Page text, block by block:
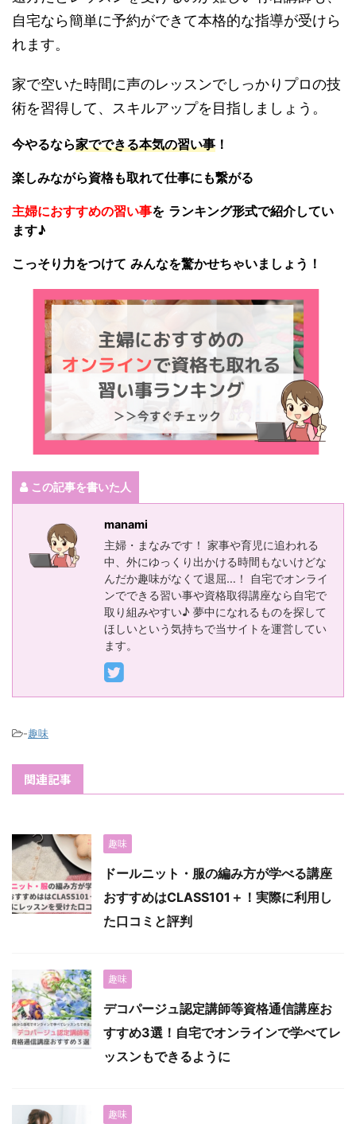
自宅なら簡単に予約ができて本格的な指導が受けら
れます。
家で空いた時間に声のレッスンでしっかりプロの技
術を習得して、スキルアップを目指しましょう。
今やるなら家でできる本気の習い事 ！
楽しみながら資格も取れて仕事にも繋がる
主婦におすすめの習い事を ランキング形式で紹介してい
ます♪
こっそり力をつけて みんなを驚かせちゃいましょう！
この記事を書いた人
manami
主婦・まなみです！ 家事や育児に追われる
中、外にゆっくり出かける時間もないけどな
んだか趣味がなくて退屈…！ 自宅でオンライ
ンでできる習い事や資格取得講座なら自宅で
取り組みやすい♪ 夢中になれるものを探して
ほしいという気持ちで当サイトを運営してい
ます。
-趣味
関連記事
趣味
ドールニット・服の編み方が学べる講座
おすすめはCLASS101＋！実際に利用し
た口コミと評判
趣味
デコパージュ認定講師等資格通信講座お
すすめ3選！自宅でオンラインで学べてレ
ッスンもできるように
趣味